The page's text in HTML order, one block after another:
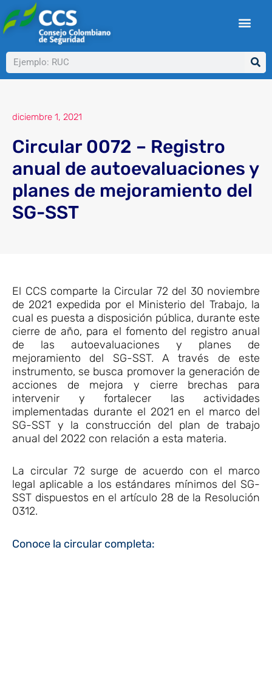
al
contenido
Buscar
diciembre 1, 2021
Circular 0072 – Registro
anual de autoevaluaciones y
planes de mejoramiento del
SG-SST
El CCS comparte la Circular 72 del 30 noviembre
de 2021 expedida por el Ministerio del Trabajo, la
cual es puesta a disposición pública, durante este
cierre de año, para el fomento del registro anual
de las autoevaluaciones y planes de
mejoramiento del SG-SST. A través de este
instrumento, se busca promover la generación de
acciones de mejora y cierre brechas para
intervenir y fortalecer las actividades
implementadas durante el 2021 en el marco del
SG-SST y la construcción del plan de trabajo
anual del 2022 con relación a esta materia.
La circular 72 surge de acuerdo con el marco
legal aplicable a los estándares mínimos del SG-
SST dispuestos en el artículo 28 de la Resolución
0312.
Conoce la circular completa: